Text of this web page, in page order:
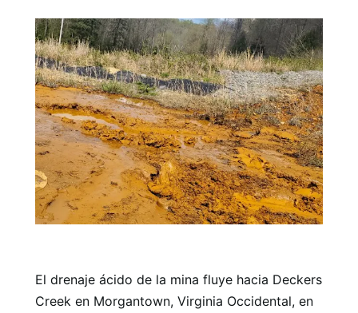
El drenaje ácido de la mina fluye hacia Deckers
Creek en Morgantown, Virginia Occidental, en